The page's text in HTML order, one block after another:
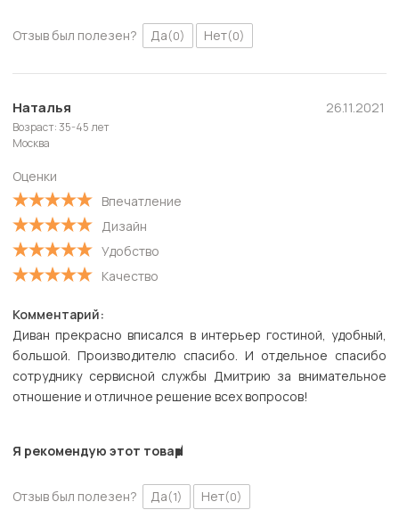
Отзыв был полезен? Да(0) Нет(0)
Наталья
Возраст: 35-45 лет
Москва
Оценки
Впечатление
Дизайн
Удобство
Качество
26.11.2021
Комментарий:
Диван прекрасно вписался в интерьер гостиной, удобный,
большой. Производителю спасибо. И отдельное спасибо
сотруднику сервисной службы Дмитрию за внимательное
отношение и отличное решение всех вопросов!
Я рекомендую этот товар
Отзыв был полезен? Да(1) Нет(0)